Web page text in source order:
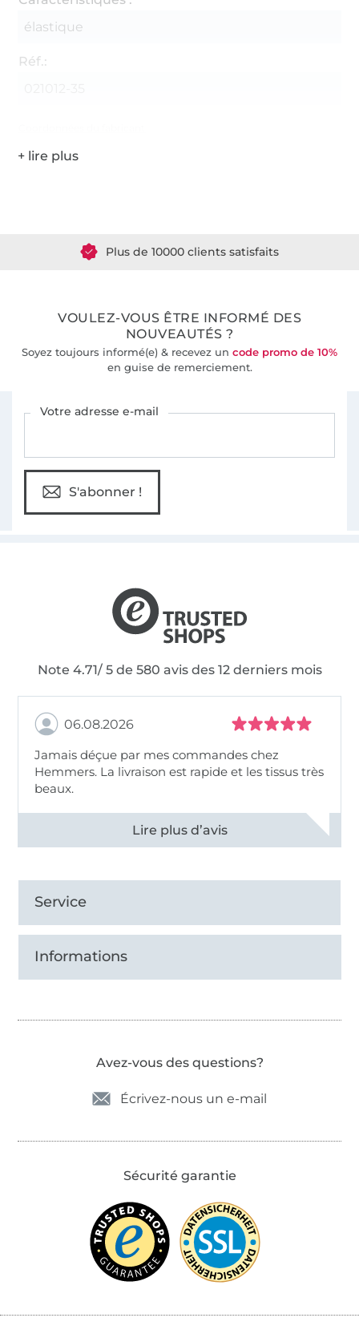
élastique
Réf.:
Plus de 10000 clients satisfaits
VOULEZ-VOUS ÊTRE INFORMÉ DES
NOUVEAUTÉS ?
Soyez toujours informé(e) & recevez un code promo de 10%
en guise de remerciement.
Votre adresse e-mail
S'abonner !
Note 4.71/ 5 de 580 avis des 12 derniers mois
06.08.2026
Jamais déçue par mes commandes chez
Hemmers. La livraison est rapide et les tissus très
beaux.
Voir tous les 11496 commentaires
Service
Informations
Avez-vous des questions?
Écrivez-nous un e-mail
Sécurité garantie